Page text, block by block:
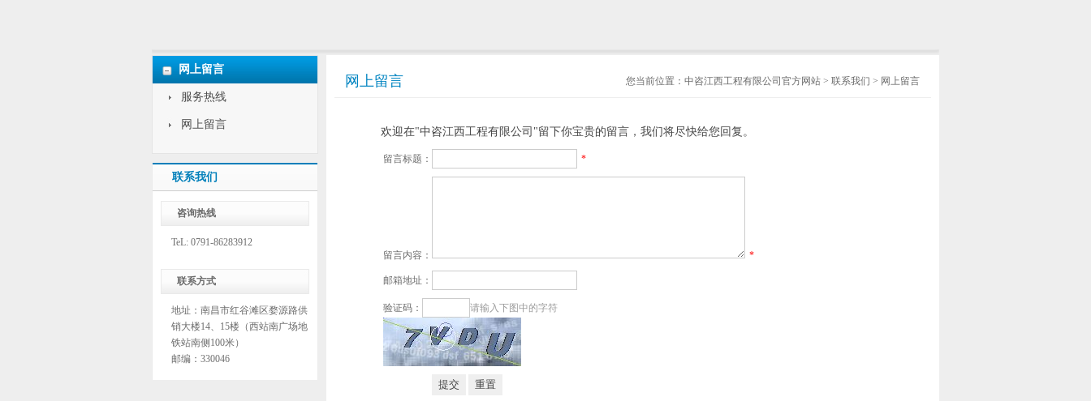
网上留言
服务热线
网上留言
联系我们
咨询热线
TeL: 0791-86283912
联系方式
地址：南昌市红谷滩区婺源路供
销大楼14、15楼（西站南广场地
铁站南侧100米）
邮编：330046
您当前位置： 中咨江西工程有限公司官方网站 > 联系我们 > 网上留言
网上留言
欢迎在"中咨江西工程有限公司"留下你宝贵的留言，我们将尽快给您回复。
留言标题： *
留言内容： *
邮箱地址：
验证码： 请输入下图中的字符